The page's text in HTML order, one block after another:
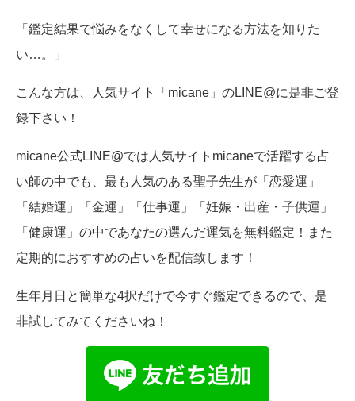
「鑑定結果で悩みをなくして幸せになる方法を知りた
い…。」
こんな方は、人気サイト「micane」のLINE@に是非ご登
録下さい！
micane公式LINE@では人気サイトmicaneで活躍する占
い師の中でも、最も人気のある聖子先生が「恋愛運」
「結婚運」「金運」「仕事運」「妊娠・出産・子供運」
「健康運」の中であなたの選んだ運気を無料鑑定！また
定期的におすすめの占いを配信致します！
生年月日と簡単な4択だけで今すぐ鑑定できるので、是
非試してみてくださいね！